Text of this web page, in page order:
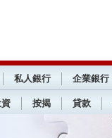
私人銀行 企業銀行
按揭 貸款